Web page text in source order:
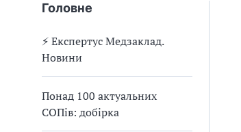
Головне
⚡️ Експертус Медзаклад.
Новини
Понад 100 актуальних
СОПів: добірка